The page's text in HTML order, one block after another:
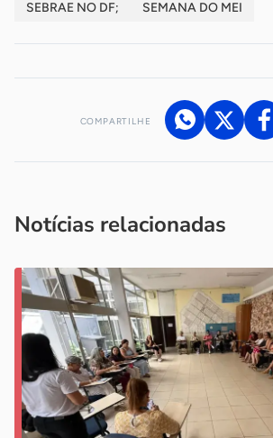
SEBRAE NO DF;
SEMANA DO MEI
COMPARTILHE
Notícias relacionadas